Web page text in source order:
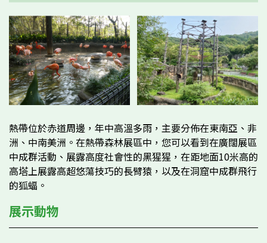
熱帶位於赤道周邊，年中高溫多雨，主要分佈在東南亞、非
洲、中南美洲。在熱帶森林展區中，您可以看到在廣闊展區
中成群活動、展露高度社會性的黑猩猩，在距地面10米高的
高塔上展露高超悠蕩技巧的長臂猿，以及在洞窟中成群飛行
的狐蝠。
展示動物